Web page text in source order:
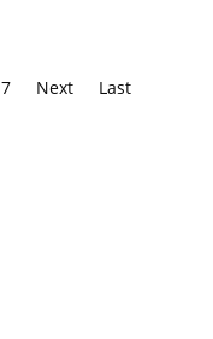
7 Next Last